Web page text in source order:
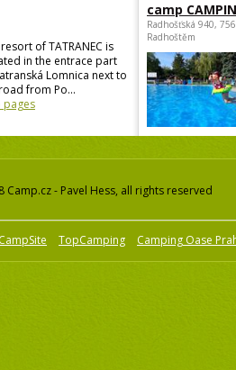
of TATRANEC is
in the entrace part
Lomnica next to
from Po...
pages
camp
Radhošťská 940,
Radhoštěm
- Pavel Hess, all rights reserved
TopCamping Camping Oase